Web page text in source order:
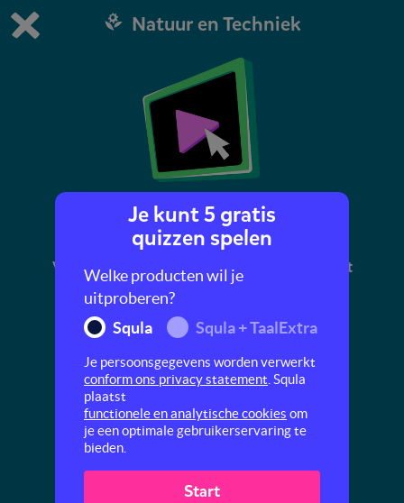
Dit is de gratis demo van Squla.
Bestel nu
0 1
Natuur en Techniek
De orang-oetan
Vind jij apen ook zulke grappige dieren? Kijk dit
filmpje over de orang-oetan.
Je kunt 5 gratis
quizzen spelen
Welke producten wil je
uitproberen?
Squla
Squla + TaalExtra
Je persoonsgegevens worden verwerkt
conform ons privacy statement . Squla
plaatst
functionele en analytische cookies om
je een optimale gebruikerservaring te
bieden.
Start